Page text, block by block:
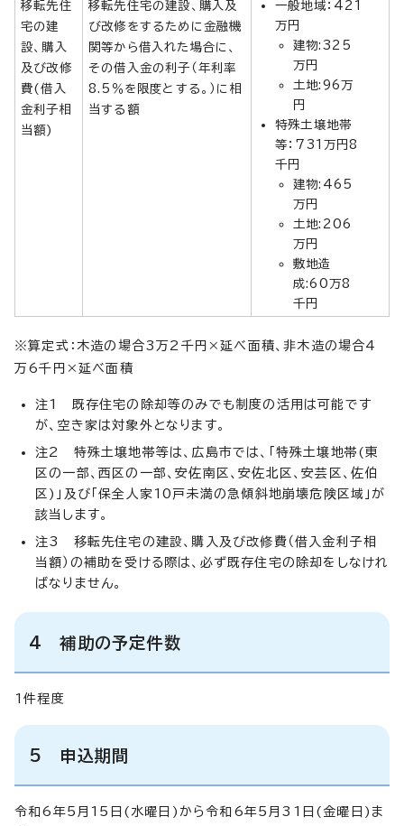
移転先住
宅の建
設、購入
及び改修
費(借入
金利子相
当額)
移転先住宅の建設、購入及
び改修をするために金融機
関等から借入れた場合に、
その借入金の利子（年利率
8.5％を限度とする。）に相
当する額
一般地域：421
万円
建物:325
万円
土地:96万
円
特殊土壌地帯
等：731万円8
千円
建物:465
万円
土地:206
万円
敷地造
成:60万8
千円
※算定式：木造の場合3万2千円×延べ面積、非木造の場合4
万6千円×延べ面積
注1 既存住宅の除却等のみでも制度の活用は可能です
が、空き家は対象外となります。
注2 特殊土壌地帯等は、広島市では、「特殊土壌地帯(東
区の一部、西区の一部、安佐南区、安佐北区、安芸区、佐伯
区)」及び「保全人家10戸未満の急傾斜地崩壊危険区域」が
該当します。
注3 移転先住宅の建設、購入及び改修費（借入金利子相
当額）の補助を受ける際は、必ず既存住宅の除却をしなけれ
ばなりません。
4 補助の予定件数
1件程度
5 申込期間
令和6年5月15日(水曜日)から令和6年5月31日(金曜日)ま